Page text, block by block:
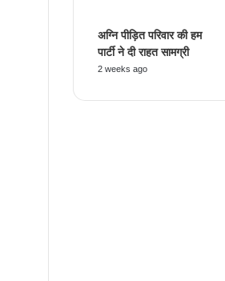
अग्नि पीड़ित परिवार की हम
पार्टी ने दी राहत सामग्री
2 weeks ago